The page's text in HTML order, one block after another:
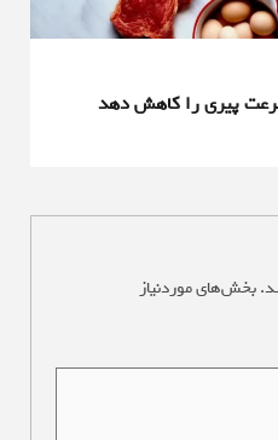
پیری را کاهش دهد
بخش‌های موردنیاز